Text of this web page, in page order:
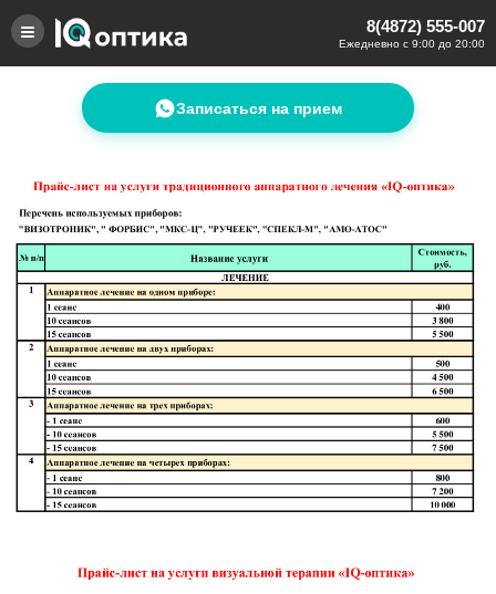
8(4872) 555-007
Ежедневно с 9:00 до 20:00
Записаться на прием